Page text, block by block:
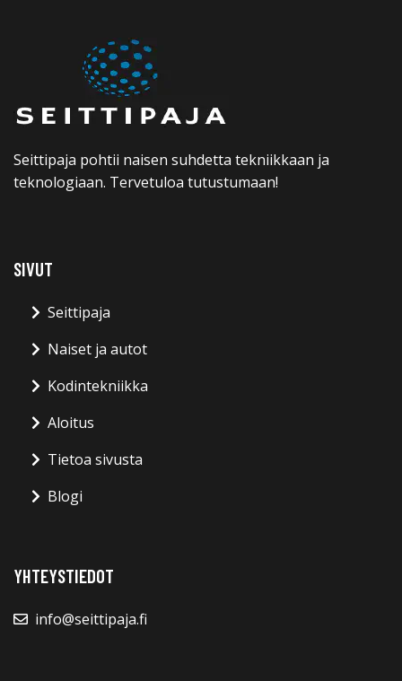
Seittipaja pohtii naisen suhdetta tekniikkaan ja
teknologiaan. Tervetuloa tutustumaan!
SIVUT
Seittipaja
Naiset ja autot
Kodintekniikka
Aloitus
Tietoa sivusta
Blogi
YHTEYSTIEDOT
info@seittipaja.fi